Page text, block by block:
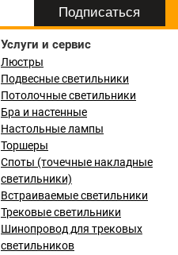
Услуги и сервис
Люстры
Подвесные светильники
Потолочные светильники
Бра и настенные
Настольные лампы
Торшеры
Споты (точечные накладные
светильники)
Встраиваемые светильники
Трековые светильники
Шинопровод для трековых
светильников